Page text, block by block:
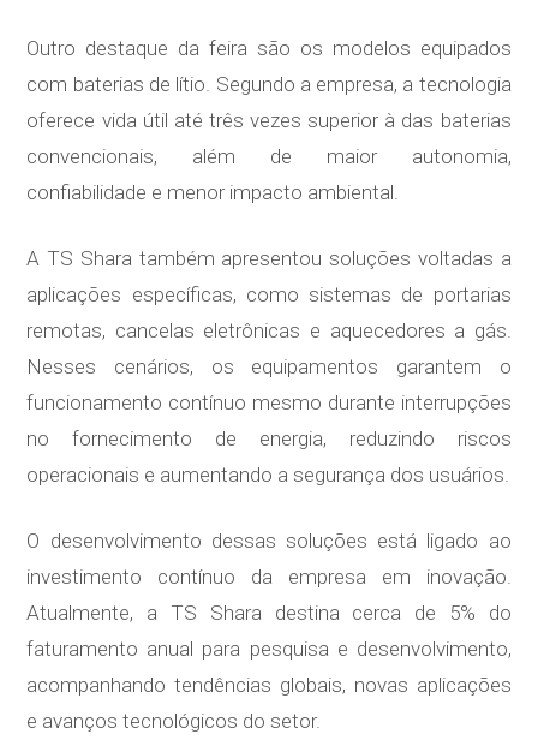
Outro destaque da feira são os modelos equipados
com baterias de lítio. Segundo a empresa, a tecnologia
oferece vida útil até três vezes superior à das baterias
convencionais, além de maior autonomia,
confiabilidade e menor impacto ambiental.
A TS Shara também apresentou soluções voltadas a
aplicações específicas, como sistemas de portarias
remotas, cancelas eletrônicas e aquecedores a gás.
Nesses cenários, os equipamentos garantem o
funcionamento contínuo mesmo durante interrupções
no fornecimento de energia, reduzindo riscos
operacionais e aumentando a segurança dos usuários.
O desenvolvimento dessas soluções está ligado ao
investimento contínuo da empresa em inovação.
Atualmente, a TS Shara destina cerca de 5% do
faturamento anual para pesquisa e desenvolvimento,
acompanhando tendências globais, novas aplicações
e avanços tecnológicos do setor.